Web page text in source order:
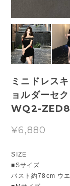
ミニドレス
ョルダーセ
WQ2-
¥6,880
SIZE
■Sサイズ
バスト約78cm ウ